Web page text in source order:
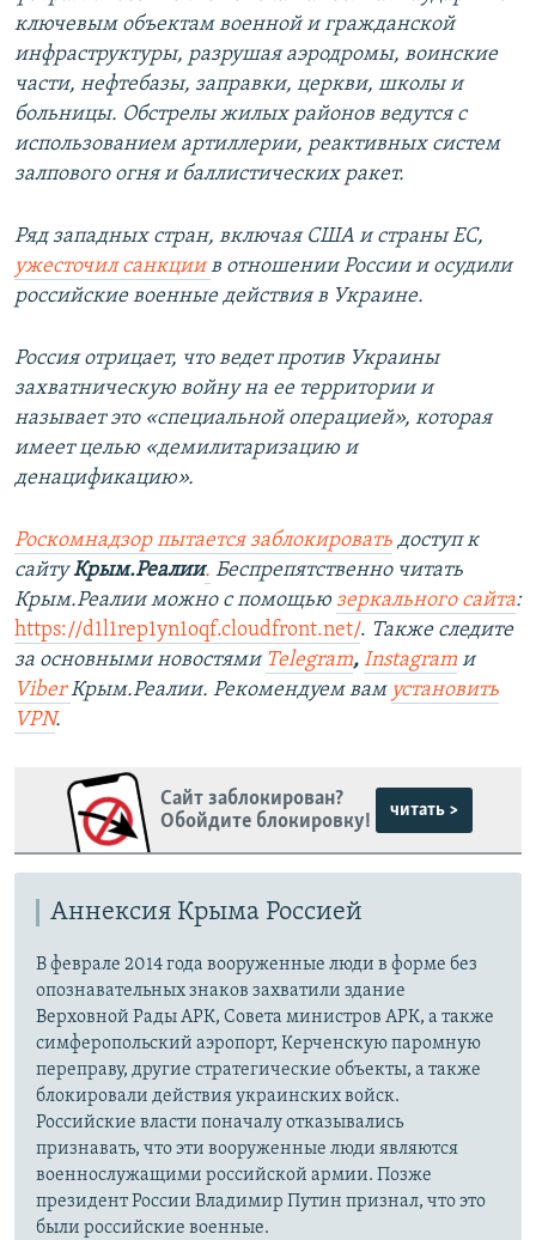
ключевым объектам военной и гражданской
инфраструктуры, разрушая аэродромы, воинские
части, нефтебазы, заправки, церкви, школы и
больницы. Обстрелы жилых районов ведутся с
использованием артиллерии, реактивных систем
залпового огня и баллистических ракет.
Ряд западных стран, включая США и страны ЕС,
ужесточил санкциив отношении России и осудили
российские военные действия в Украине.
Россия отрицает, что ведет против Украины
захватническую войну на ее территории и
называет это «специальной операцией», которая
имеет целью «демилитаризацию и
денацификацию».
Роскомнадзор пытается заблокировать доступ к
сайтуКрым.Реалии. Беспрепятственно читать
Крым.Реалии можно с помощью зеркального сайта:
https://d1l1rep1yn1oqf.cloudfront.net/. Также следите
за основными новостями Telegram, Instagram и
ViberКрым.Реалии. Рекомендуем вам установить
VPN.
Сайт заблокирован?
Обойдите блокировку!
читать >
Аннексия Крыма Россией
В феврале 2014 года вооруженные люди в форме без
опознавательных знаков захватили здание
Верховной Рады АРК, Совета министров АРК, а также
симферопольский аэропорт, Керченскую паромную
переправу, другие стратегические объекты, а также
блокировали действия украинских войск.
Российские власти поначалу отказывались
признавать, что эти вооруженные люди являются
военнослужащими российской армии. Позже
президент России Владимир Путин признал, что это
были российские военные.